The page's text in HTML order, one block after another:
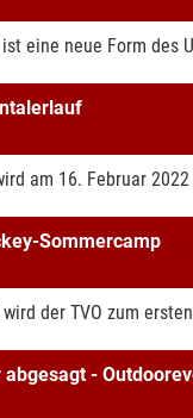
eine neue Form des
am 16. Februar
Sommercamp
der TVO zum
-